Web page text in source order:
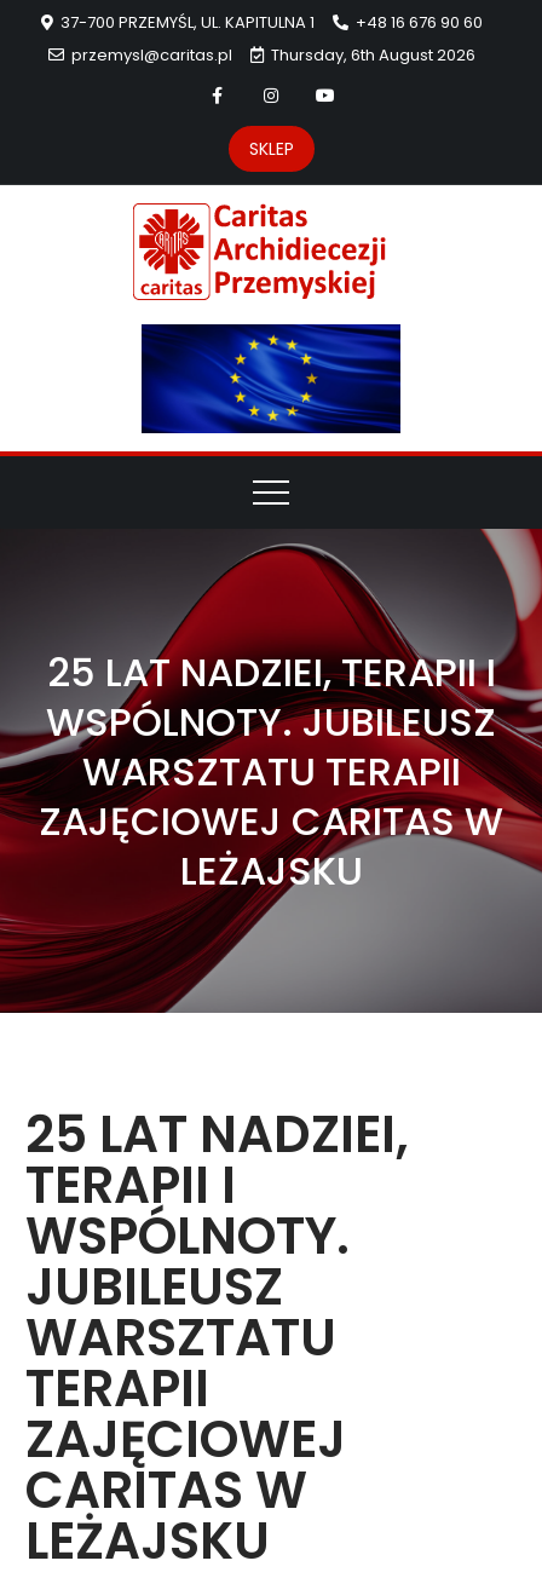
37-700 PRZEMYŚL, UL. KAPITULNA 1
+48 16 676 90 60
przemysl@caritas.pl
Thursday, 6th August 2026
SKLEP
25 LAT NADZIEI, TERAPII I
WSPÓLNOTY. JUBILEUSZ
WARSZTATU TERAPII
ZAJĘCIOWEJ CARITAS W
LEŻAJSKU
25 LAT NADZIEI,
TERAPII I
WSPÓLNOTY.
JUBILEUSZ
WARSZTATU
TERAPII
ZAJĘCIOWEJ
CARITAS W
LEŻAJSKU